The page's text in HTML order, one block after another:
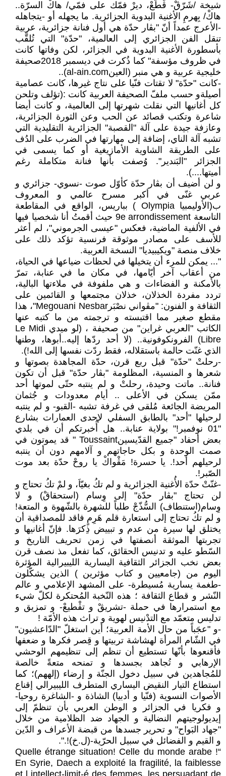
شيخة /شَرّڨْ- ڨَطّعْ، ديرْ فمّك على فمّي/ هاكْ السرّة..
هاكْ/ بِهرمِ الأغنية البدوية الجزائرية. ما يجهله أو -يتجاهله
-الأعرج عمداً أنّ "بڨار حدّة هي أول فنانة جزائرية، عربية
تنقل الفن الجزائري إلى العالمية، "حدّة" التي تُلقَّب
بأسطورة الأغنية البدوية في الجزائر، لكن وفاتها كانت
في ظروف مؤسفة" كما ذُكرت في ديسمبر 2018صحيفة
خليجية عربية و هي منبر (العينal-ain.com)..
-كانت "حدّة" لا تقتات فنّيا على نتاج غيرها، كانت عصامية
أصيلةو حسب ملفّ الصحيفة العربية كانت :(تؤلف وتلحن
كل أغانيها التي نقلت شهرتها إلى العالمية، و كانت أيضا
شاعرة وتكتب قصائد عن الحب وعن الثورة الجزائرية،
وعازفة جيدة على آلة "القصبة" الجزائرية التقليدية التي
تشبه آلة الناي، إضافة إلى مهارتها في الضرب على الدُف
على الطريقة الشاوية الأمازيغية أو كما يسمى في
الجزائر "البَندير". وُصفت بأنها فنانة متكاملة رغم
أميتها....).
و لن أضيف أن بڨار حدّة كأوّل صوت -نسوي- جزائري و
عربي غنّى في أكبر مسرح عالمي و المعروف
ب(الأوليمبيا Olympia ) بباريس، الواقع في المقاطعة
التاسعة 9e arrondissement حيث أقمتُ أنا شخصيا فيها
في الألفية الماضية، فعكس "عيسى الجرموني"، لم أعثر
للأسف على مصادر موثوقة فرنسية تؤكد ذلك على
خلاف منصة "ويكيبيديا" النسخة العربية.
"... يمكن للمرء أن يتخيلها في لحظات ضياعها في الحياة،
من أعقاب آخر أيّامها، في مكان ما في عنابة، تمرّ
بالأمكنة و الفضاءات و هي ملفوفة في ملاءتها البالية،
تردد مفردة الخذلان، خذلان مجتمعها و القائمين على
الثقافة و الفنون: "مڨواني نصْبَرMegouani Nesbar"، هذا
مقطع صغير مما اقتبسته و ترجمته من ما كتبه عنها
الكاتب "العربي غراين" من صحيفة ، (لو ميدي Le Midi
Libre) الفرونكوفونية.. (لا أحد ردّها إليه..أبوها، وطنها
الذي غنّت حالمة باستقلاله، فقط ردّت نفسها إلى الله!).
-رحلتْ "حدّة" قبل ربع قرن، حدّة المجاهدة بصوتها و
شعرها و المنسية، المظلومة "بڨار حدّة" قبل أن تكون
فنانة.. ماتت وحيدة، رحلتْ و لم ينتبه حتّى لموتها أحد
ممّن يسكن في الأعلى .. أيام معدودات و جُثمان
المريضة الجائعة مُلقى في غرفة تشبه -القبو- و لم ينتبه
لرحيلها "أحد" بالطابق السفلي لإحدى العمارات بشارع
"01 نوفمبر!" بولاية عنابة.. هل أُخبرتكم أن في بلدي
بعض أحفاد "جميع القدّيسينToussaint " قد يموتون في
صمت الوحدة و بكل حاجاتهم و آلامهم دون أن ينتبه
لرحيلهم أحد!. يا حسرة! مَڨْواكْ يا روحْ حدّة بعد موت
الصّبر!.
-غنّتْ حدّة الأُغنية الجزائرية و لم تكُ بغيّاَ، و لمْ تكُ تحتاج و
لن تحتاج "بڨار حدّة" إلى وِسام (استحقاقْ) و لا
وِسام(استنطاف) السُّذّجْ طلباً للشهرة بالشّهوة و المتعة!
و لم تكُ تحتاج إلى استعارة قلم هَرِمٍ فاقد للمصداقية أن
يختلق لها سيرة من عدم و تبييض ذِكرَها. فإنّ أغانيها و
تجربتها الموثقة أنصفتها في زمن تحريف التاريخ و
السّطو عليه و تدنيس الحقائق، كما تفعل مذ نصف قرن
بعض نخب الجزائر الثقافية اليسارية الليبيرالية المؤثرة
اليوم من (جامعيين و كتاب مؤثرين ) الذين يشكّلون
-طغمة يسارية مُسيطرة- على المشهد الإعلامي و عالم
النّشر و قطاع الثقافة ؛ هذه النّخبة المُحتكرة لكلّ شيء
مع استمرارها في حملة -تشريڨْ و تڨْطيعْ- و تمزيق و
تدليس متعمّد مع التدْنيس لهوية و تراث هذه الأمّة !
-و "عجَباً من حال الأمة العربية؛ أين استغلّ "الدّاعشيون"
في الشّام المرأة لهشاشة تربيتها و قِصر فكرها و ضعفها
فأقنعوها بأنّها تستطيع أن تنظم إلى تنظيمهم الوحشي
الإرهابي و تُجاهد بجسدها و تمنحه متعةً خالصة
للمُجاهدين في سبيل دخول الجنّة و إرضاء (إلههم)؛ كما
استطاع التيار النقيض اليساري المتطرف الليبيرالي إقناع
الأصوات النسوية (فنّيا و أدبيا) الشاذة و -الشاغرة روحيا-
و فكريا في الجزائر و الوطن العربي بأن تنظمّ إلى
إيديولوجيتهم النضالية و الجهاد ضد الظلامية من خلال
"جهاد البَواح" و تحرير جسدها من قبضة الأعراف و الدّين
و القيم و الفضائل في سبيل الحرّية-(ل.خ)!.".
“Quelle étrange situation! Celle du monde arabe !
En Syrie, Daech a exploité la fragilité, la faiblesse